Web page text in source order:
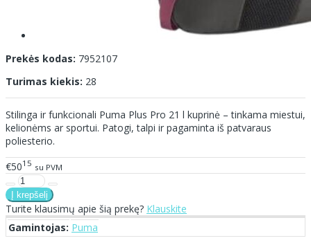
Prekės kodas: 7952107
Turimas kiekis: 28
Stilinga ir funkcionali Puma Plus Pro 21 l kuprinė – tinkama miestui,
kelionėms ar sportui. Patogi, talpi ir pagaminta iš patvaraus
poliesterio.
€5015 su PVM
Turite klausimų apie šią prekę? Klauskite
Gamintojas: Puma